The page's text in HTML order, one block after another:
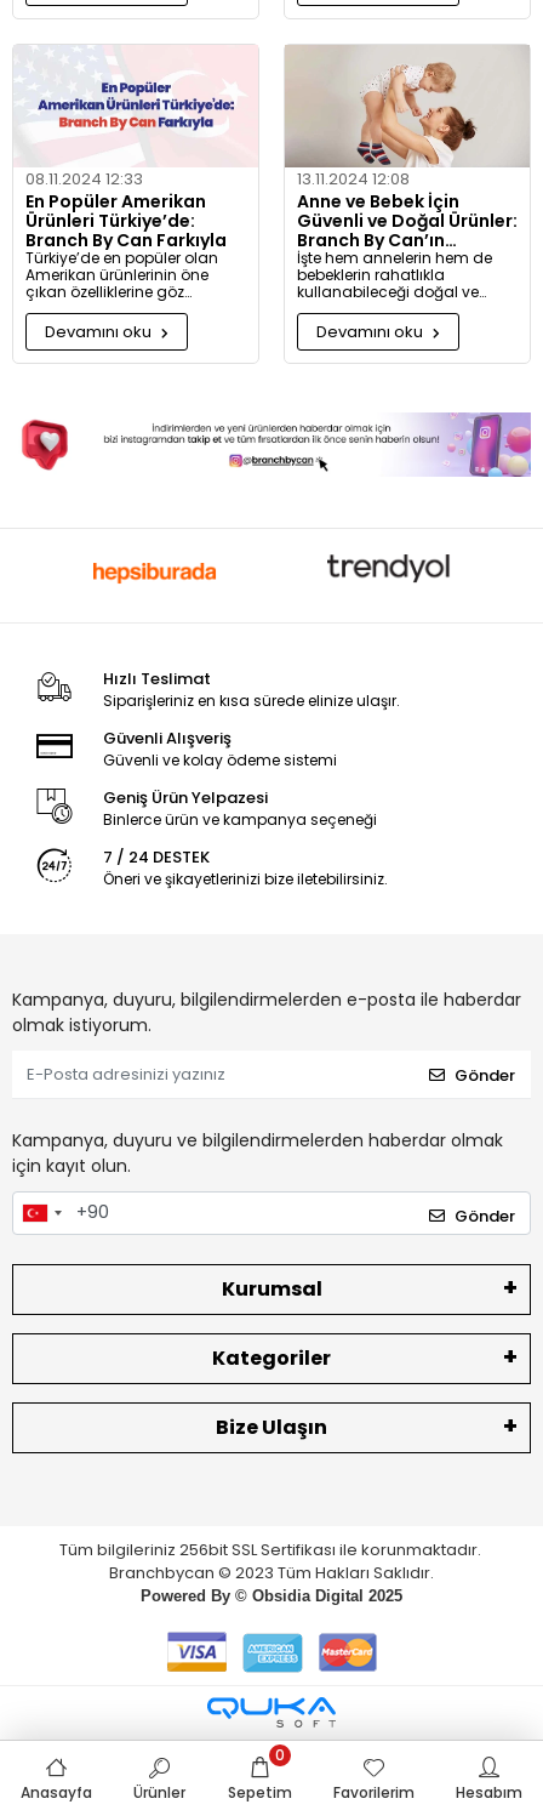
08.11.2024 12:33
En Popüler Amerikan
Ürünleri Türkiye’de:
Branch By Can Farkıyla
Türkiye’de en popüler olan
Amerikan ürünlerinin öne
çıkan özelliklerine göz
atacağız.
Devamını oku
13.11.2024 12:08
Anne ve Bebek İçin
Güvenli ve Doğal Ürünler:
Branch By Can’ın
Seçtikleri
İşte hem annelerin hem de
bebeklerin rahatlıkla
kullanabileceği doğal ve
güvenli ürünler!
Devamını oku
Hızlı Teslimat
Siparişleriniz en kısa sürede elinize ulaşır.
Güvenli Alışveriş
Güvenli ve kolay ödeme sistemi
Geniş Ürün Yelpazesi
Binlerce ürün ve kampanya seçeneği
7 / 24 DESTEK
Öneri ve şikayetlerinizi bize iletebilirsiniz.
Kampanya, duyuru, bilgilendirmelerden e-posta ile haberdar
olmak istiyorum.
Gönder
Kampanya, duyuru ve bilgilendirmelerden haberdar olmak
için kayıt olun.
Gönder
Kurumsal
Kategoriler
Bize Ulaşın
Tüm bilgileriniz 256bit SSL Sertifikası ile korunmaktadır.
Branchbycan © 2023 Tüm Hakları Saklıdır.
Powered By © Obsidia Digital 2025
Anasayfa Ürünler Sepetim
0
Favorilerim
Hesabım